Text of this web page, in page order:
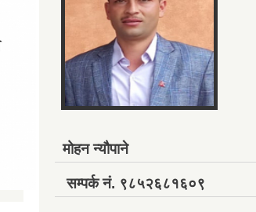
मोहन न्यौपाने
सम्पर्क नं. ९८५२६८१६०९